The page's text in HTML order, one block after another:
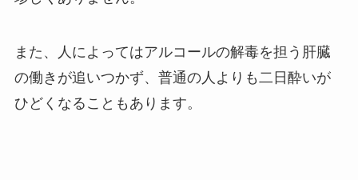
また、人によってはアルコールの解毒を担う肝臓
の働きが追いつかず、普通の人よりも二日酔いが
ひどくなることもあります。